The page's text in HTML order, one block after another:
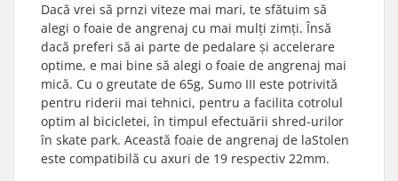
Dacă vrei să prnzi viteze mai mari, te sfătuim să
alegi o foaie de angrenaj cu mai mulți zimți. Însă
dacă preferi să ai parte de pedalare și accelerare
optime, e mai bine să alegi o foaie de angrenaj mai
mică. Cu o greutate de 65g, Sumo III este potrivită
pentru riderii mai tehnici, pentru a facilita cotrolul
optim al bicicletei, în timpul efectuării shred-urilor
în skate park. Această foaie de angrenaj de laStolen
este compatibilă cu axuri de 19 respectiv 22mm.